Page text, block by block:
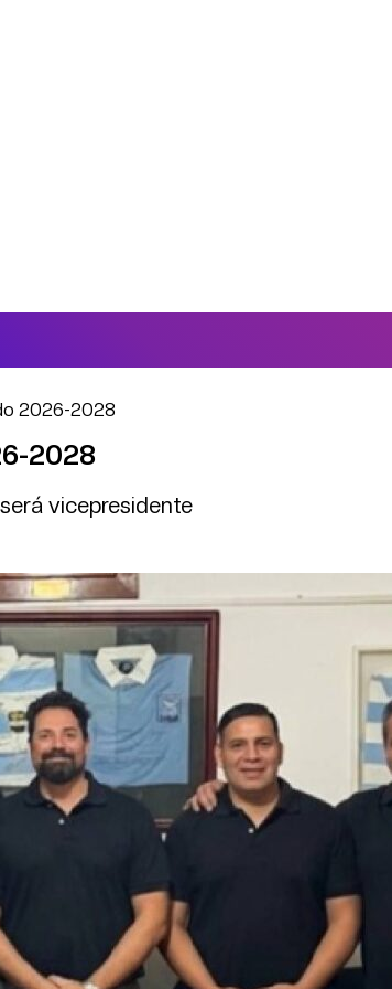
2026-2028
2028
vicepresidente